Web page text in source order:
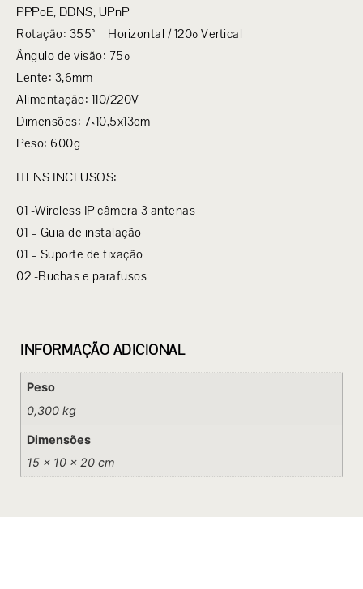
PPPoE, DDNS, UPnP
Rotação: 355° – Horizontal / 120º Vertical
Ângulo de visão: 75º
Lente: 3,6mm
Alimentação: 110/220V
Dimensões: 7×10,5x13cm
Peso: 600g
ITENS INCLUSOS:
01 -Wireless IP câmera 3 antenas
01 – Guia de instalação
01 – Suporte de fixação
02 -Buchas e parafusos
INFORMAÇÃO ADICIONAL
Peso
0,300 kg
Dimensões
15 × 10 × 20 cm